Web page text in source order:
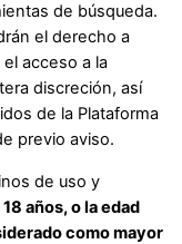
de búsqueda.
el derecho a
acceso a la
discreción, así
de la Plataforma
previo aviso.
de uso y
años, o la edad
como mayor